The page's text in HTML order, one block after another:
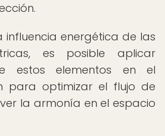
influencia energética de las
es posible aplicar
estos elementos en el
para optimizar el flujo de
la armonía en el espacio